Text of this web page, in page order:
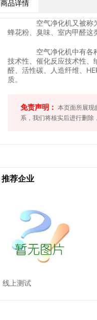
商品详情
空气净化机又被称为
蜂花粉、臭味、室内甲醛这
空气净化机中有各种
技术性、催化反应技术性、
醛、活性碳、人造纤维、
质。
免责声明： 本页面所展现
系，我们将核实后进行删
推荐企业
线上测试